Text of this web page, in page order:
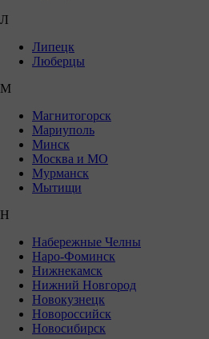
Л
Липецк
Люберцы
М
Магнитогорск
Мариуполь
Минск
Москва и МО
Мурманск
Мытищи
Н
Набережные Челны
Наро-Фоминск
Нижнекамск
Нижний Новгород
Новокузнецк
Новороссийск
Новосибирск